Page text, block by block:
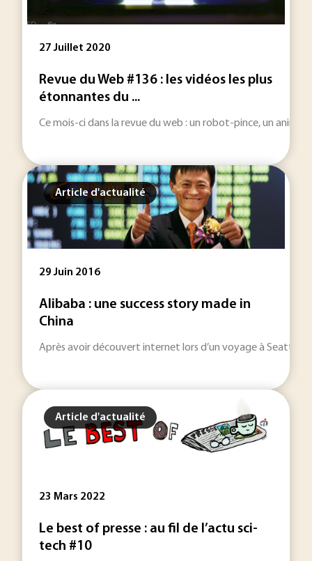
27 Juillet 2020
Revue du Web #136 : les vidéos les plus
étonnantes du ...
Ce mois-ci dans la revue du web : un robot-pince, un
Article d'actualité
29 Juin 2016
Alibaba : une success story made in
China
Après avoir découvert internet lors d’un voyage à Seattle
Article d'actualité
23 Mars 2022
Le best of presse : au fil de l’actu sci-
tech #10